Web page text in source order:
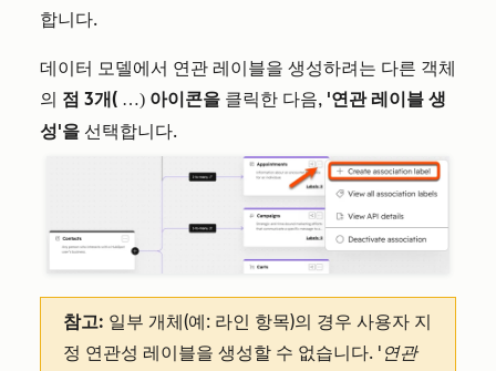
합니다.
데이터 모델에서 연관 레이블을 생성하려는 다른 객체
의 점 3개( …) 아이콘을 클릭한 다음, '연관 레이블 생
성'을 선택합니다.
참고: 일부 개체(예: 라인 항목)의 경우 사용자 지
정 연관성 레이블을 생성할 수 없습니다. '연관